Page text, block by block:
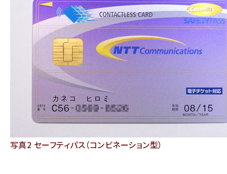
写真2 セーフティパス（コンビネーション型）